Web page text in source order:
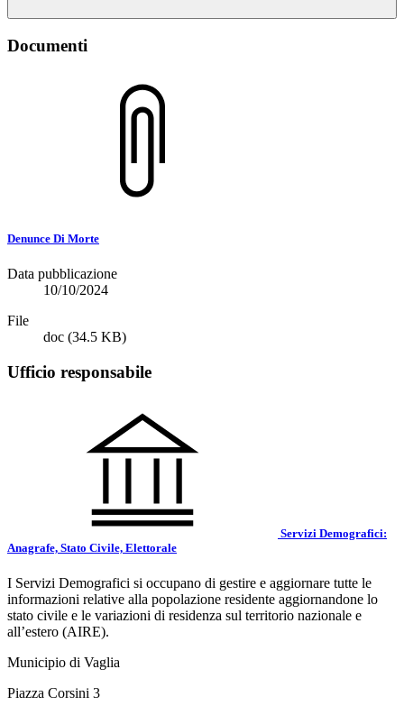
Documenti
Denunce Di Morte
Data pubblicazione
10/10/2024
File
doc (34.5 KB)
Ufficio responsabile
Servizi Demografici:
Anagrafe, Stato Civile, Elettorale
I Servizi Demografici si occupano di gestire e aggiornare tutte le
informazioni relative alla popolazione residente aggiornandone lo
stato civile e le variazioni di residenza sul territorio nazionale e
all’estero (AIRE).
Municipio di Vaglia
Piazza Corsini 3